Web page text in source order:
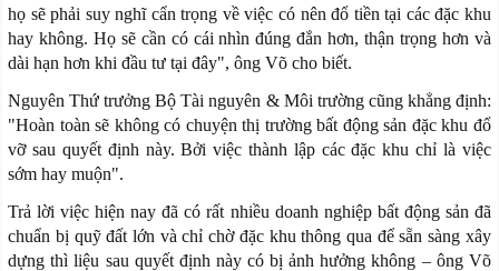
họ sẽ phải suy nghĩ cẩn trọng về việc có nên đổ tiền tại các đặc khu
hay không. Họ sẽ cần có cái nhìn đúng đắn hơn, thận trọng hơn và
dài hạn hơn khi đầu tư tại đây", ông Võ cho biết.
Nguyên Thứ trưởng Bộ Tài nguyên & Môi trường cũng khẳng định:
"Hoàn toàn sẽ không có chuyện thị trường bất động sản đặc khu đổ
vỡ sau quyết định này. Bởi việc thành lập các đặc khu chỉ là việc
sớm hay muộn".
Trả lời việc hiện nay đã có rất nhiều doanh nghiệp bất động sản đã
chuẩn bị quỹ đất lớn và chỉ chờ đặc khu thông qua để sẵn sàng xây
dựng thì liệu sau quyết định này có bị ảnh hưởng không – ông Võ